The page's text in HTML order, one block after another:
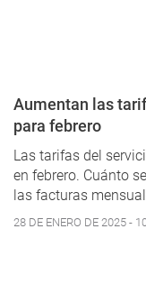
Aumentan las
para febrero
Las tarifas del
en febrero. Cuánto
las facturas
28 DE ENERO DE 2025 -